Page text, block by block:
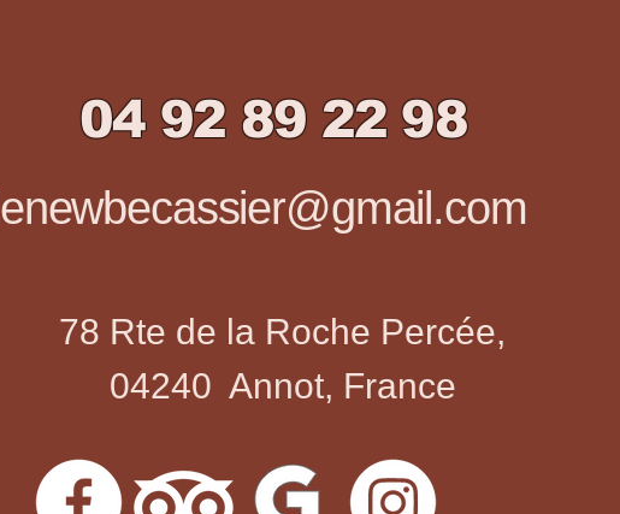
04 92 89 22 98
lenewbecassier@gmail.com
78 Rte de la Roche Percée,
04240 Annot, France